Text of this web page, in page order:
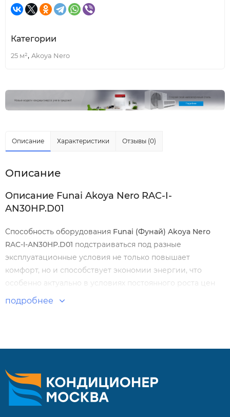
Категории
25 м², Akoya Nero
Описание Характеристики Отзывы (0)
Описание
Описание Funai Akoya Nero RAC-I-
AN30HP.D01
Способность оборудования Funai (Фунай) Akoya Nero
RAC-I-AN30HP.D01 подстраиваться под разные
эксплуатационные условия не только повышает
комфорт, но и способствует экономии энергии, что
особенно актуально в условиях постоянного роста цен
на электроэнергию. Климатическое оборудование
Класс энергоэффективности А/EU ERP A++ (модели 55,
75)
подробнее